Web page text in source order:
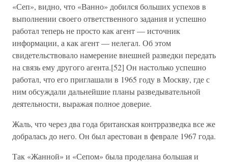
«Сеп», видно, что «Ванно» добился больших успехов в
выполнении своего ответственного задания и успешно
работал теперь не просто как агент — источник
информации, а как агент — нелегал. Об этом
свидетельствовало намерение внешней разведки передать
на связь ему другого агента.[52] Он настолько успешно
работал, что его приглашали в 1965 году в Москву, где с
ним обсуждали дальнейшие планы разведывательной
деятельности, выражая полное доверие.
Жаль, что через два года британская контрразведка все же
добралась до него. Он был арестован в феврале 1967 года.
Так «Жанной» и «Сепом» была проделана большая и